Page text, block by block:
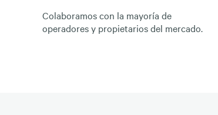
Colaboramos con la mayoría de
operadores y propietarios del mercado.